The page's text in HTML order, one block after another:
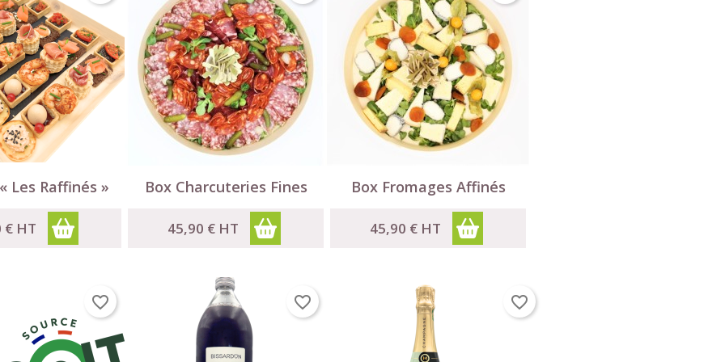
Les Raffinés »
€ HT
Aperçu rapide Box Charcuteries Fines
45,90 € HT
Aperçu rapide Box Fromages Affinés
45,90 € HT
Aperçu rapide
favorite_border favorite_border favorite_border